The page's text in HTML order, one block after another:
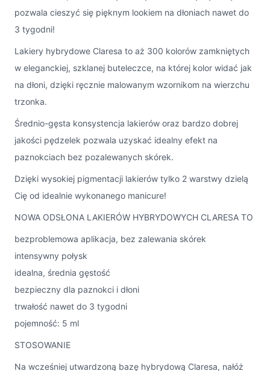
pozwala cieszyć się pięknym lookiem na dłoniach nawet do
3 tygodni!
Lakiery hybrydowe Claresa to aż 300 kolorów zamkniętych
w eleganckiej, szklanej buteleczce, na której kolor widać jak
na dłoni, dzięki ręcznie malowanym wzornikom na wierzchu
trzonka.
Średnio-gęsta konsystencja lakierów oraz bardzo dobrej
jakości pędzelek pozwala uzyskać idealny efekt na
paznokciach bez pozalewanych skórek.
Dzięki wysokiej pigmentacji lakierów tylko 2 warstwy dzielą
Cię od idealnie wykonanego manicure!
NOWA ODSŁONA LAKIERÓW HYBRYDOWYCH CLARESA TO
bezproblemowa aplikacja, bez zalewania skórek
intensywny połysk
idealna, średnia gęstość
bezpieczny dla paznokci i dłoni
trwałość nawet do 3 tygodni
pojemność: 5 ml
STOSOWANIE
Na wcześniej utwardzoną bazę hybrydową Claresa, nałóż